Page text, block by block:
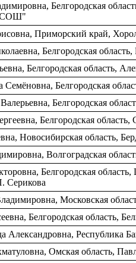
Белгородская
СОШ"
Приморский край,
Белгородская
Белгородская область,
Белгородская
Валерьевна, Белгородская
Белгородская
Новосибирская область,
Волгоградская
Белгородская
Серикова
Московская
Белгородская область,
Александровна, Республика
Омская область,